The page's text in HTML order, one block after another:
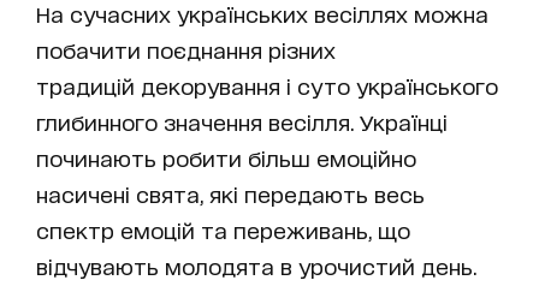
На сучасних українських весіллях можна
побачити поєднання різних
традицій декорування і суто українського
глибинного значення весілля. Українці
починають робити більш емоційно
насичені свята, які передають весь
спектр емоцій та переживань, що
відчувають молодята в урочистий день.